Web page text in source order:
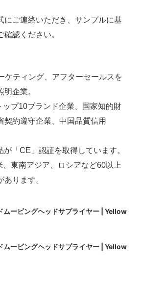
にご連絡いただき、サンプルに基
認ください。
ケティング、アフターセールスを
企業。
ップ10ブランド企業、国家知的財
契約遵守企業、中国品質信用
「CE」認証を取得しています。
東南アジア、ロシアなど60以上
ります。